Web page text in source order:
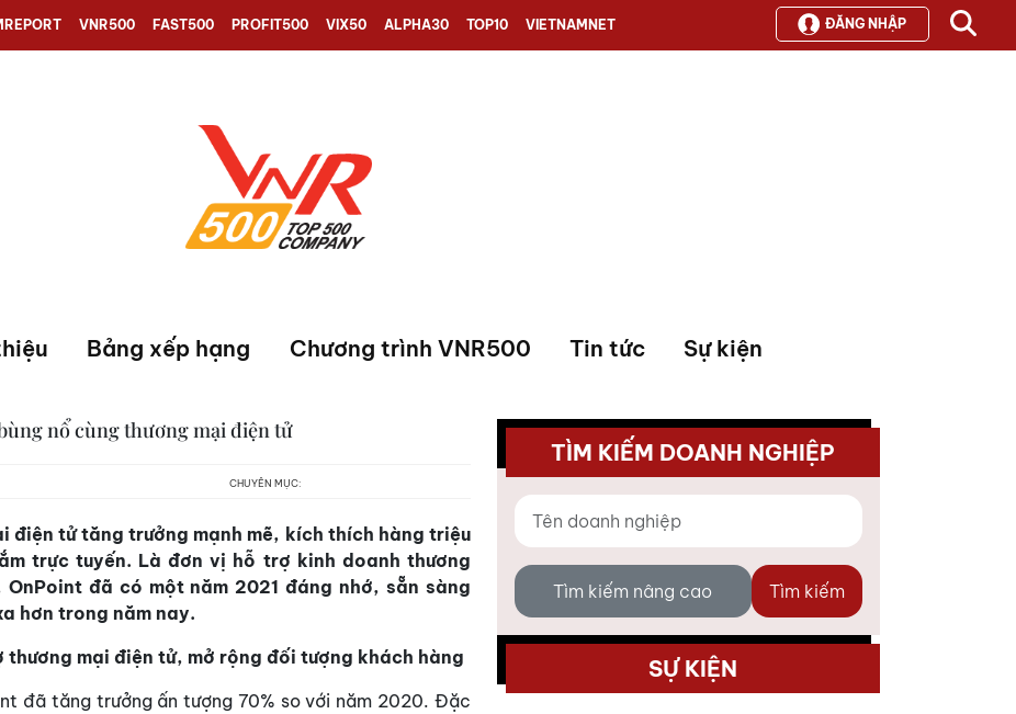
VNR500 FAST500 PROFIT500 VIX50 ALPHA30 TOP10 VIETNAMNET ĐĂNG NHẬP
Bảng xếp hạng Chương trình VNR500 Tin tức Sự kiện
nổ cùng thương mại điện tử
CHUYÊN MỤC:
điện tử tăng trưởng mạnh mẽ, kích thích hàng triệu
trực tuyến. Là đơn vị hỗ trợ kinh doanh thương
đã có một năm 2021 đáng nhớ, sẵn sàng
hơn trong năm nay.
mại điện tử, mở rộng đối tượng khách hàng
đã tăng trưởng ấn tượng 70% so với năm 2020. Đặc
TÌM KIẾM DOANH NGHIỆP
Tìm kiếm nâng cao Tìm kiếm
SỰ KIỆN